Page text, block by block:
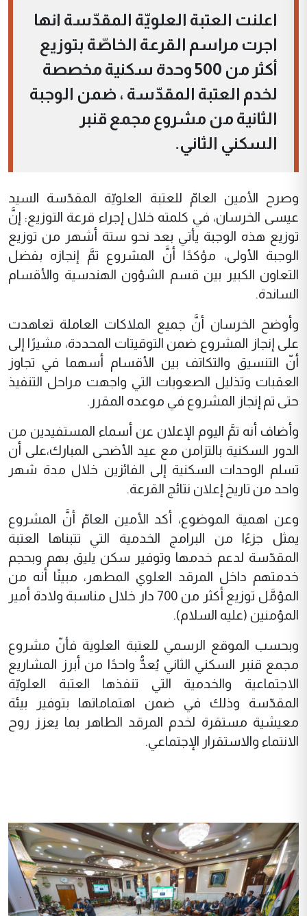
اعلنت العتبة العلويّة المقدّسة انها
اجرت مراسم القرعة الخاصّة بتوزيع
أكثر من 500 وحدة سكنية مخصصة
لخدم العتبة المقدّسة ، ضمن الوجبة
الثانية من مشروع مجمع قنبر
السكني الثاني.
وصرح الأمين العامّ للعتبة العلويّة المقدّسة السيد
عيسى الخرسان، في كلمته خلال إجراء قرعة التوزيع: إنَّ
توزيع هذه الوجبة يأتي بعد نحو ستة أشهر من توزيع
الوجبة الأولى، مؤكدًا أنَّ المشروع تمَّ إنجازه بفضل
التعاون الكبير بين قسم الشؤون الهندسية والأقسام
الساندة.
وأوضح الخرسان أنَّ جميع الملاكات العاملة تعاهدت
على إنجاز المشروع ضمن التوقيتات المحددة، مشيرًا إلى
أنّ التنسيق والتكاتف بين الأقسام أسهما في تجاوز
العقبات وتذليل الصعوبات التي واجهت مراحل التنفيذ
حتى تم إنجاز المشروع في موعده المقرر.
وأضاف أنه تمَّ اليوم الإعلان عن أسماء المستفيدين من
الدور السكنية بالتزامن مع عيد الأضحى المبارك،على أن
تسلم الوحدات السكنية إلى الفائزين خلال مدة شهر
واحد من تاريخ إعلان نتائج القرعة.
وعن اهمية الموضوع، أكد الأمين العامّ أنَّ المشروع
يمثل جزءًا من البرامج الخدمية التي تتبناها العتبة
المقدّسة لدعم خدمها وتوفير سكن يليق بهم وبحجم
خدمتهم داخل المرقد العلوي المطهر، مبينًا أنه من
المؤمَّل توزيع أكثر من 700 دار خلال مناسبة ولادة أمير
المؤمنين (عليه السلام).
وبحسب الموقع الرسمي للعتبة العلوية فأنّ مشروع
مجمع قنبر السكني الثاني يُعدُّ واحدًا من أبرز المشاريع
الاجتماعية والخدمية التي تنفذها العتبة العلويّة
المقدّسة وذلك في ضمن اهتماماتها بتوفير بيئة
معيشية مستقرة لخدم المرقد الطاهر بما يعزز روح
الانتماء والاستقرار الإجتماعي.